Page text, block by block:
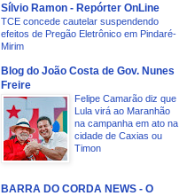
Sílvio Ramon - Repórter OnLine
TCE concede cautelar suspendendo
efeitos de Pregão Eletrônico em Pindaré-
Mirim
Blog do João Costa de Gov. Nunes
Freire
Felipe Camarão diz que
Lula virá ao Maranhão
na campanha em ato na
cidade de Caxias ou
Timon
BARRA DO CORDA NEWS - O